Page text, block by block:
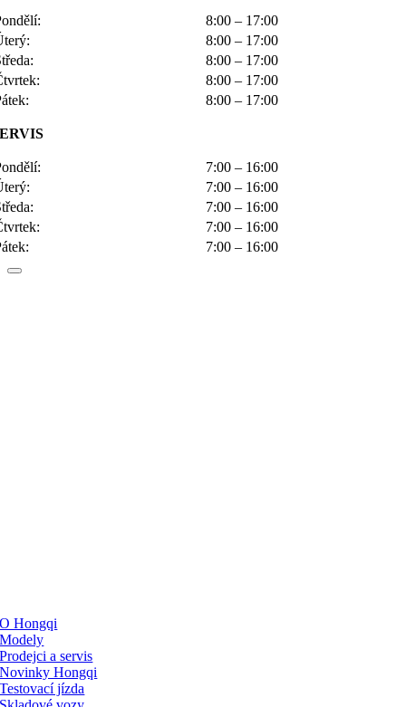
8:00 – 17:00
8:00 – 17:00
8:00 – 17:00
8:00 – 17:00
8:00 – 17:00
7:00 – 16:00
7:00 – 16:00
7:00 – 16:00
7:00 – 16:00
7:00 – 16:00
O Hongqi
Modely
Prodejci a servis
Novinky Hongqi
Testovací jízda